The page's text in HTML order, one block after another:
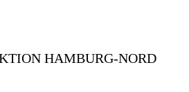
HAMBURG-NORD